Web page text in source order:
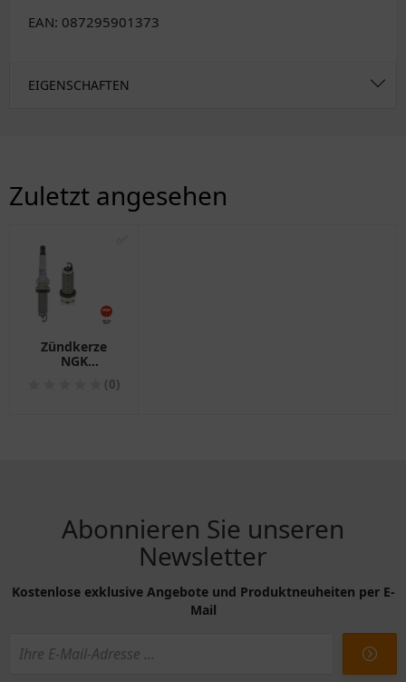
EAN: 087295901373
EIGENSCHAFTEN
Zuletzt angesehen
✅
Zündkerze
NGK
DILZKAR7C11S
(0)
Abonnieren Sie unseren
Newsletter
Kostenlose exklusive Angebote und Produktneuheiten per E-
Mail